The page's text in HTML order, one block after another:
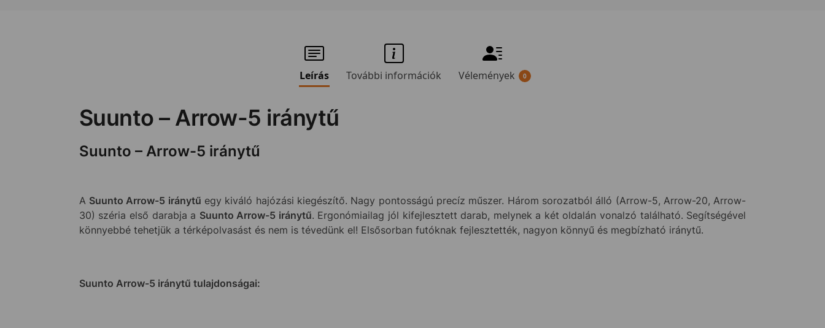
Leírás További információk Vélemények 0
Suunto – Arrow-5 iránytű
Suunto – Arrow-5 iránytű
A Suunto Arrow-5 iránytű egy kiváló hajózási kiegészítő. Nagy pontosságú precíz műszer. Három sorozatból álló (Arrow-5, Arrow-20, Arrow-
30) széria első darabja a Suunto Arrow-5 iránytű. Ergonómiailag jól kifejlesztett darab, melynek a két oldalán vonalzó található. Segítségével
könnyebbé tehetjük a térképolvasást és nem is tévedünk el! Elsősorban futóknak fejlesztették, nagyon könnyű és megbízható iránytű.
Suunto Arrow-5 iránytű tulajdonságai: